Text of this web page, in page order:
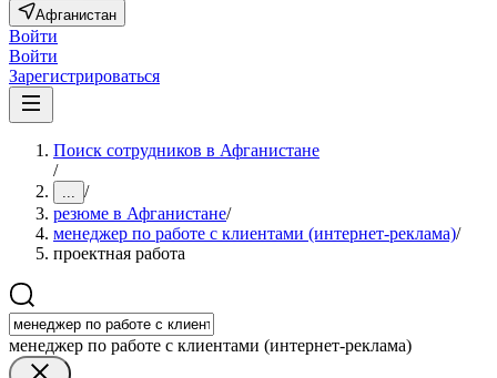
Афганистан
Войти
Войти
Зарегистрироваться
Поиск сотрудников в Афганистане
/
... /
резюме в Афганистане/
менеджер по работе с клиентами (интернет-реклама)/
проектная работа
менеджер по работе с клиентами (интернет-реклама)